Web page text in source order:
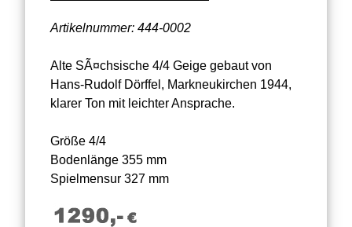
Artikelnummer: 444-0002
Alte SÃ¤chsische 4/4 Geige gebaut von
Hans-Rudolf Dörffel, Markneukirchen 1944,
klarer Ton mit leichter Ansprache.
Größe 4/4
Bodenlänge 355 mm
Spielmensur 327 mm